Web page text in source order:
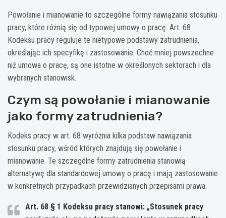
Powołanie i mianowanie to szczególne formy nawiązania stosunku
pracy, które różnią się od typowej umowy o pracę. Art. 68
Kodeksu pracy reguluje te nietypowe podstawy zatrudnienia,
określając ich specyfikę i zastosowanie. Choć mniej powszechne
niż umowa o pracę, są one istotne w określonych sektorach i dla
wybranych stanowisk.
Czym są powołanie i mianowanie
jako formy zatrudnienia?
Kodeks pracy w art. 68 wyróżnia kilka podstaw nawiązania
stosunku pracy, wśród których znajdują się powołanie i
mianowanie. Te szczególne formy zatrudnienia stanowią
alternatywę dla standardowej umowy o pracę i mają zastosowanie
w konkretnych przypadkach przewidzianych przepisami prawa.
Art. 68 § 1 Kodeksu pracy stanowi: „Stosunek pracy